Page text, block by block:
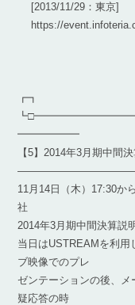
[2013/11/29：東京]
https://
┏┓
━━━━━━
【5】2014年3月期中間
11月14日（木）17:30か
社
2014年3月期中間決算説
当日はUSTREAMを利
ブ映像でのプレ
ゼンテーションの後、
疑応答の時